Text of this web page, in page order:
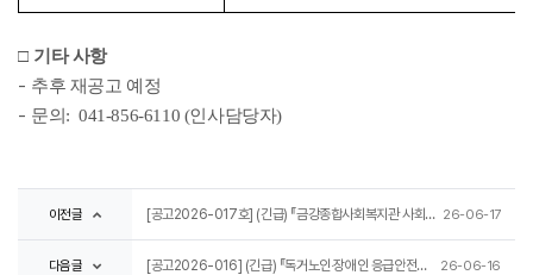
□ 기타 사항
­- 추후 재공고 예정
- 문의: 041-856-6110 (인사담당자)
이전글 [공고2026-017호] (긴급) 『금강종합사회복지관 사회복지사(정규직) 채용 재공고』 26-06-17
다음글 [공고2026-016] (긴급) 『독거노인‧장애인 응급안전안심서비스』 응급관리요원(계약직/전담인력) 채용 재공고 26-06-16